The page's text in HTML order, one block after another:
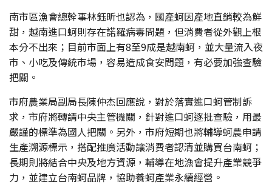
南市區漁會總幹事林鈺昕也認為，國產蚵因產地直銷較為鮮
甜，越南進口蚵則存在諾羅病毒問題，但消費者從外觀上根
本分不出來；目前市面上有8至9成是越南蚵，並大量流入夜
市、小吃及傳統市場，容易造成食安問題，有必要加強查驗
把關。
市府農業局副局長陳仲杰回應說，對於落實進口蚵管制訴
求，市府將轉請中央主管機關，針對進口蚵逐批查驗，用最
嚴謹的標準為國人把關。另外，市府短期也將輔導蚵農申請
生產溯源標示，搭配推廣活動讓消費者認清並購買台南蚵；
長期則將結合中央及地方資源，輔導在地漁會提升產業競爭
力，並建立台南蚵品牌，協助養蚵產業永續經營。